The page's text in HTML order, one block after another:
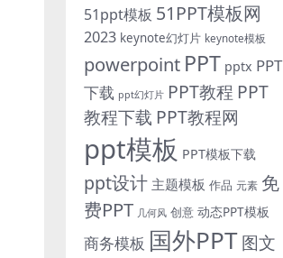
51ppt模板 51PPT模板网
2023 keynote幻灯片 keynote模板
powerpoint PPT pptx PPT
下载 ppt幻灯片 PPT教程 PPT
教程下载 PPT教程网
ppt模板 PPT模板下载
ppt设计 主题模板 作品 元素 免
费PPT 几何风 创意 动态PPT模板
商务模板 国外PPT图文